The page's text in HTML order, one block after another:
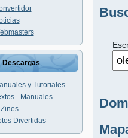
Descargas
y Tutoriales
- Manuales
Zines
Divertidas